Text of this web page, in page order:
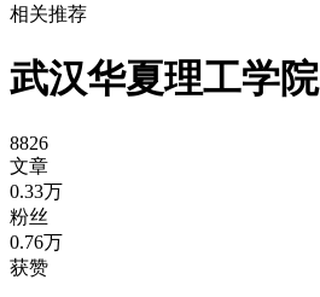
相关推荐
武汉华夏理工学院
8826
文章
0.33万
粉丝
0.76万
获赞